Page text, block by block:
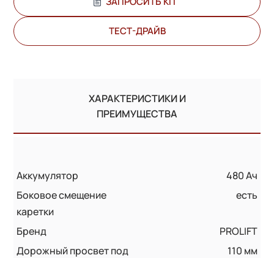
ТЕСТ-ДРАЙВ
ХАРАКТЕРИСТИКИ И
ПРЕИМУЩЕСТВА
Аккумулятор
480 Ач
Боковое смещение
каретки
есть
Бренд
PROLIFT
Дорожный просвет под
110 мм